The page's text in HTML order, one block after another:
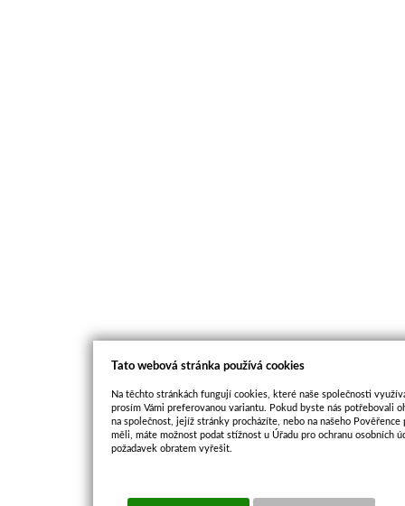
Tato webová stránka používá cookies
Na těchto stránkách fungují cookies, které naše společnosti
prosím Vámi preferovanou variantu. Pokud byste nás potřebovali
na společnost, jejíž stránky procházíte, nebo na našeho
měli, máte možnost podat stížnost u Úřadu pro ochranu osobních
požadavek obratem vyřešit.